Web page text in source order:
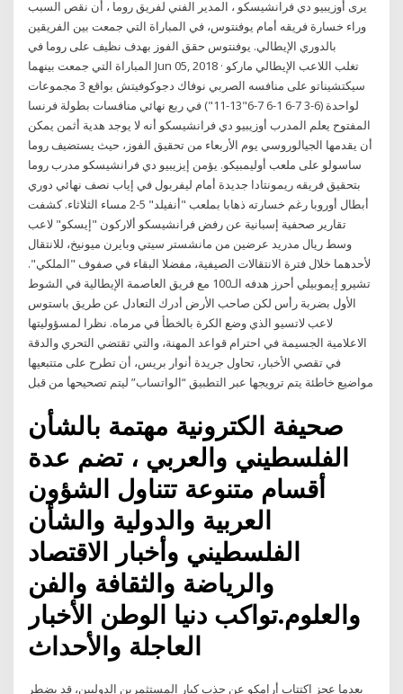
يرى أوزيبيو دي فرانشيسكو ، المدير الفني لفريق روما ، أن نقص السبب
وراء خسارة فريقه أمام يوفنتوس، في المباراة التي جمعت بين الفريقين
بالدوري الإيطالي. يوفنتوس حقق الفوز بهدف نظيف على روما في
المباراة التي جمعت بينهما Jun 05, 2018 · تغلب اللاعب الإيطالي ماركو
سيكتشيناتو على منافسه الصربي نوفاك دجوكوفيتش بواقع 3 مجموعات
لواحدة (6-3 7-6 1-6 7-6"13-11") في ربع نهائي منافسات بطولة فرنسا
المفتوح يعلم المدرب أوزيبيو دي فرانشيسكو أنه لا يوجد هدية أثمن يمكن
أن يقدمها الجيالوروسي يوم الأربعاء من تحقيق الفوز، حيث يستضيف روما
ساسولو على ملعب أوليمبيكو. يؤمن إيزيبيو دي فرانشيسكو مدرب روما
بتحقيق فريقه ريمونتادا جديدة أمام ليفربول في إياب نصف نهائي دوري
أبطال أوروبا رغم خسارته ذهابا بملعب "أنفيلد" 5-2 مساء الثلاثاء. كشفت
تقارير صحفية إسبانية عن رفض فرانشيسكو ألاركون "إيسكو" لاعب
وسط ريال مدريد عرضين من مانشستر سيتي وبايرن ميونيخ، للانتقال
لأحدهما خلال فترة الانتقالات الصيفية، مفضلا البقاء في صفوف "الملكي".
تشيرو إيموبيلي أحرز هدفه الـ100 مع فريق العاصمة الإيطالية في الشوط
الأول بضربة رأس لكن صاحب الأرض أدرك التعادل عن طريق باستوس
لاعب لاتسيو الذي وضع الكرة بالخطأ في مرماه. نظرا لمسؤوليتها
الاعلامية الجسيمة في احترام قواعد المهنة، والتي تقتضي التحري والدقة
في تقصي الأخبار، تحاول جريدة أنوار بريس، أن تطرح على متتبعيها
مواضيع خاطئة يتم ترويجها عبر التطبيق “الواتساب” ليتم تصحيحها من قبل
صحيفة الكترونية مهتمة بالشأن
الفلسطيني والعربي ، تضم عدة
أقسام متنوعة تتناول الشؤون
العربية والدولية والشأن
الفلسطيني وأخبار الاقتصاد
والرياضة والثقافة والفن
والعلوم.تواكب دنيا الوطن الأخبار
العاجلة والأحداث
بعدما عجز اكتتاب أرامكو عن جذب كبار المستثمرين الدوليين، قد يضطر